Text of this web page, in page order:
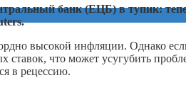
банк (ЕЦБ) в тупик:
высокой инфляции. Однако
ставок, что может усугубить
в рецессию.